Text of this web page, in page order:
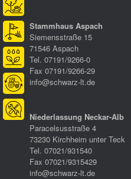
Stammhaus Aspach
Siemensstraße 15
71546 Aspach
Tel. 07191/9266-0
Fax 07191/9266-29
info@schwarz-lt.de
Niederlassung Neckar-Alb
Paracelsusstraße 4
73230 Kirchheim unter Teck
Tel. 07021/931540
Fax 07021/9315429
info@schwarz-lt.de